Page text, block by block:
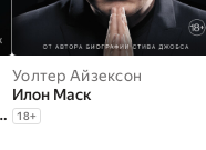
Уолтер Айзексон
Илон Маск
18+